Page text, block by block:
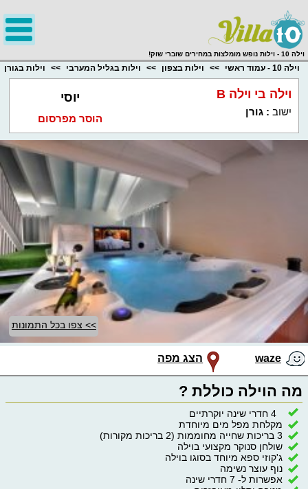
וילה 10 - וילות נופש מומלצות במחירים שוברי שוק!
וילה 10 - עמוד ראשי וילות בצפון וילות בגליל המערבי וילות בגורן
וילה בי וילה B
ישוב :גורן
יוסי
הוסר מפרסום
>> צפו בכל התמונות
waze הצג מפה
מה הוילה כוללת ?
4 חדרי שינה יוקרתיים
מקלחת מפל מים מיוחדת
3 בריכות שחייה מחוממות (2 בריכות מקורות)
שולחן סנוקר מקצועי בוילה
ג'קוזי ספא מיוחד בסוגו בוילה
נוף עוצר נשימה
אפשרות ל- 7 חדרי שינה